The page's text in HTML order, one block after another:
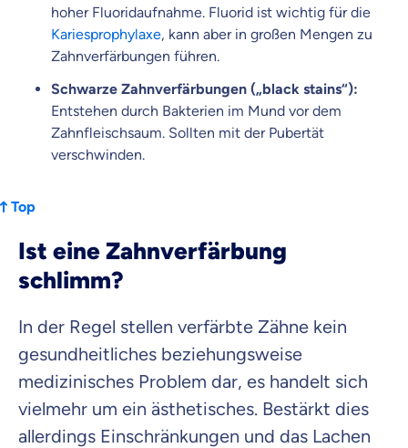
hoher Fluoridaufnahme. Fluorid ist wichtig für die
Kariesprophylaxe, kann aber in großen Mengen zu
Zahnverfärbungen führen.
Schwarze Zahnverfärbungen („black stains“):
Entstehen durch Bakterien im Mund vor dem
Zahnfleischsaum. Sollten mit der Pubertät
verschwinden.
Top
Ist eine Zahnverfärbung
schlimm?
In der Regel stellen verfärbte Zähne kein
gesundheitliches beziehungsweise
medizinisches Problem dar, es handelt sich
vielmehr um ein ästhetisches. Bestärkt dies
allerdings Einschränkungen und das Lachen